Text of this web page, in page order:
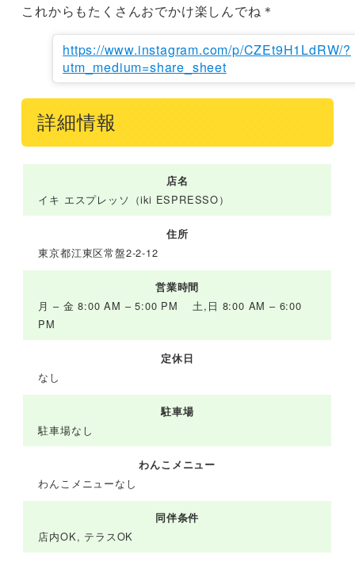
これからもたくさんおでかけ楽しんでね＊
https://www.instagram.com/p/CZEt9H1LdRW/?
utm_medium=share_sheet
詳細情報
店名
イキ エスプレッソ（iki ESPRESSO）
住所
東京都江東区常盤2-2-12
営業時間
月 – 金 8:00 AM – 5:00 PM 土,日 8:00 AM – 6:00
PM
定休日
なし
駐車場
駐車場なし
わんこメニュー
わんこメニューなし
同伴条件
店内OK, テラスOK